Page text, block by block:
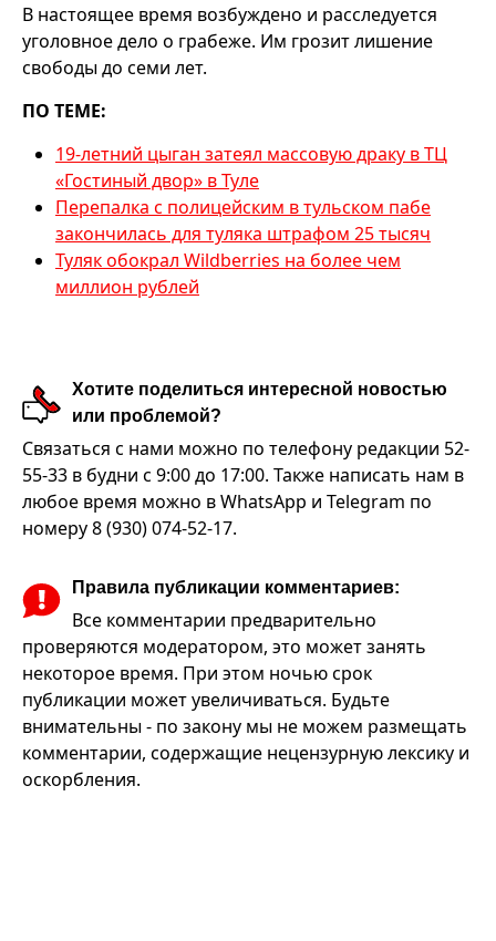
В настоящее время возбуждено и расследуется
уголовное дело о грабеже. Им грозит лишение
свободы до семи лет.
ПО ТЕМЕ:
19-летний цыган затеял массовую драку в ТЦ
«Гостиный двор» в Туле
Перепалка с полицейским в тульском пабе
закончилась для туляка штрафом 25 тысяч
Туляк обокрал Wildberries на более чем
миллион рублей
Хотите поделиться интересной новостью
или проблемой?
Связаться с нами можно по телефону редакции 52-
55-33 в будни с 9:00 до 17:00. Также написать нам в
любое время можно в WhatsApp и Telegram по
номеру 8 (930) 074-52-17.
Правила публикации комментариев:
Все комментарии предварительно
проверяются модератором, это может занять
некоторое время. При этом ночью срок
публикации может увеличиваться. Будьте
внимательны - по закону мы не можем размещать
комментарии, содержащие нецензурную лексику и
оскорбления.